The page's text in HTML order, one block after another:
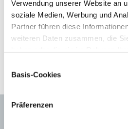
Verwendung unserer Website an
soziale Medien, Werbung und
Partner führen diese
weiteren Daten zusammen, die
Cookies, wenn Sie unsere
Basis-Cookies
Präferenzen
ab zweiter Kalbung, Abweichung
Abweichungsprofil +3 +2 +1